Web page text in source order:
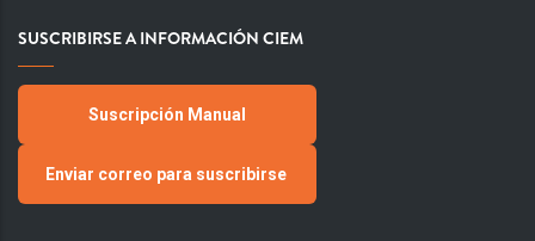
SUSCRIBIRSE A INFORMACIÓN CIEM
Suscripción Manual
Enviar correo para suscribirse